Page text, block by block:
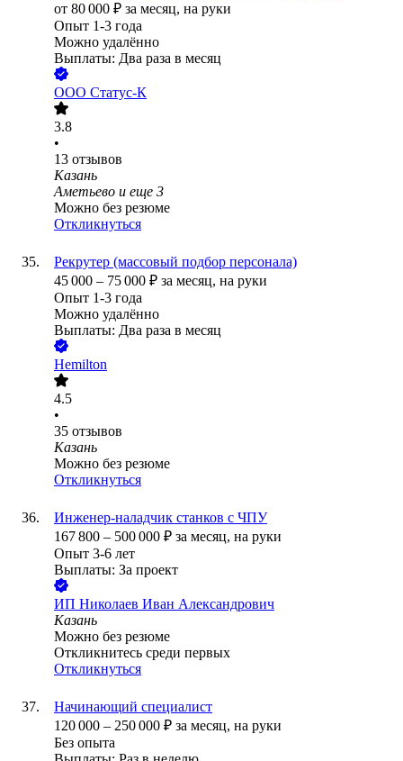
от 80 000 ₽ за месяц, на руки
Опыт 1-3 года
Можно удалённо
Выплаты: Два раза в месяц
ООО Статус-К
3.8
•
13 отзывов
Казань
Аметьево и еще 3
Можно без резюме
Откликнуться
Рекрутер (массовый подбор персонала)
45 000 – 75 000 ₽ за месяц, на руки
Опыт 1-3 года
Можно удалённо
Выплаты: Два раза в месяц
Hemilton
4.5
•
35 отзывов
Казань
Можно без резюме
Откликнуться
Инженер-наладчик станков с ЧПУ
167 800 – 500 000 ₽ за месяц, на руки
Опыт 3-6 лет
Выплаты: За проект
ИП Николаев Иван Александрович
Казань
Можно без резюме
Откликнитесь среди первых
Откликнуться
Начинающий специалист
120 000 – 250 000 ₽ за месяц, на руки
Без опыта